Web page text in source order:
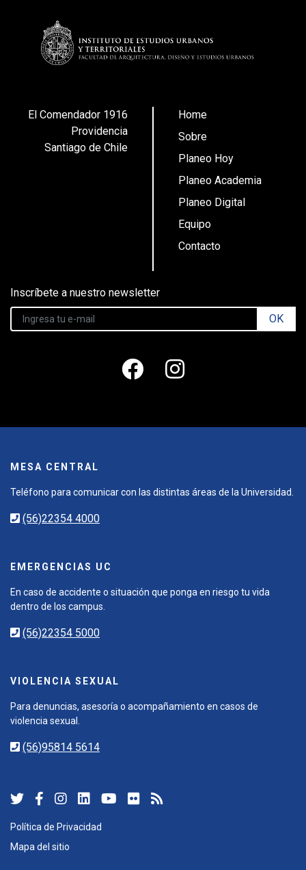
El Comendador 1916
Providencia
Santiago de Chile
Home
Sobre
Planeo Hoy
Planeo Academia
Planeo Digital
Equipo
Contacto
Inscríbete a nuestro newsletter
OK
MESA CENTRAL
Teléfono para comunicar con las distintas áreas de la Universidad.
(56)22354 4000
EMERGENCIAS UC
En caso de accidente o situación que ponga en riesgo tu vida
dentro de los campus.
(56)22354 5000
VIOLENCIA SEXUAL
Para denuncias, asesoría o acompañamiento en casos de
violencia sexual.
(56)95814 5614
Política de Privacidad
Mapa del sitio